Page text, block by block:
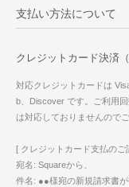
支払い方法について
クレジットカード決済（
対応クレジットカードは
b、Discover です。ご利用
は対応しておりませんので
[ クレジットカード支払の
宛名: Squareから、
件名: ●●様宛の新規請求書が